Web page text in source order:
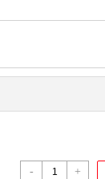
- +